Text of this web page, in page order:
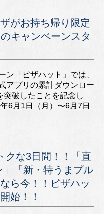
がお持ち帰り限定
キャンペーンスタ
ン「ピザハット」では、
アプリの累計ダウンロー
突破したことを記念し
6月1日（月）〜6月7日
クな3日間！！「直
「新・特うまプル
ら今！！ピザハッ
始！！